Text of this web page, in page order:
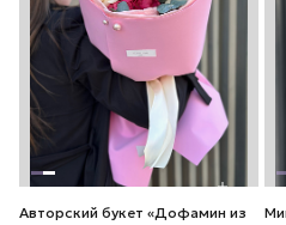
Авторский букет «Дофамин из